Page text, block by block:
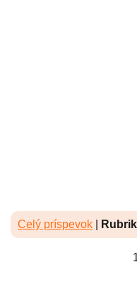
Celý príspevok